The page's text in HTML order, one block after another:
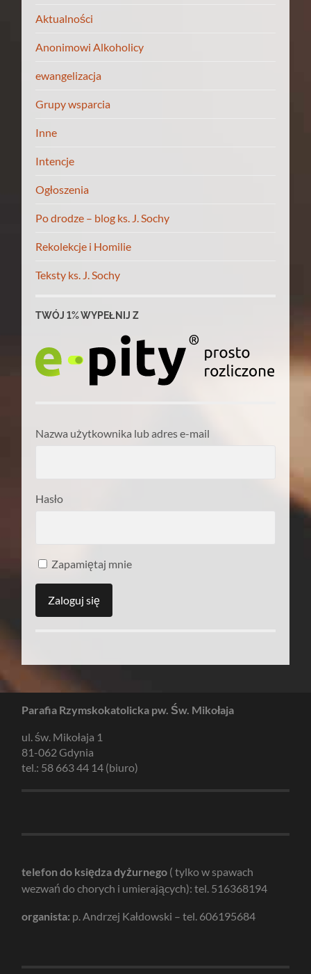
Aktualności
Anonimowi Alkoholicy
ewangelizacja
Grupy wsparcia
Inne
Intencje
Ogłoszenia
Po drodze – blog ks. J. Sochy
Rekolekcje i Homilie
Teksty ks. J. Sochy
TWÓJ 1% WYPEŁNIJ Z
Nazwa użytkownika lub adres e-mail
Hasło
Zapamiętaj mnie
Parafia Rzymskokatolicka pw. Św. Mikołaja
ul. św. Mikołaja 1
81-062 Gdynia
tel.: 58 663 44 14 (biuro)
telefon do księdza dyżurnego ( tylko w spawach
wezwań do chorych i umierających): tel. 516368194
organista: p. Andrzej Kałdowski – tel. 606195684